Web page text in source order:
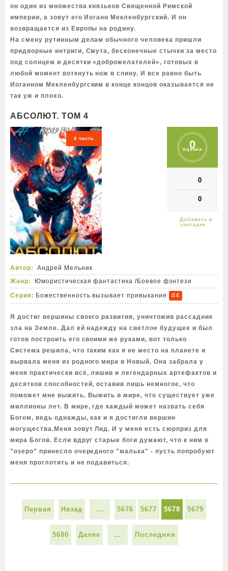
он один из множества князьков Священной Римской
империи, а зовут его Иоганн Мекленбургский. И он
возвращается из Европы на родину.
На смену рутинным делам обычного человека пришли
придворные интриги, Смута, бесконечные стычки за место
под солнцем и десятки «доброжелателей», готовых в
любой момент воткнуть нож в спину. И все равно быть
Иоганном Мекленбургским в конце концов оказывается не
так уж и плохо.
АБСОЛЮТ. ТОМ 4
4 часть 0
оценка
0
0
Автор:
Андрей Мельник
Жанр:
Юмористическая фантастика /Боевое фэнтези
Серия: Божественность вызывает привыкание #4
Я достиг вершины своего развития, уничтожив рассадник
зла на Земле. Дал ей надежду на светлое будущее и был
готов построить его своими же руками, вот только
Система решила, что таким как я не место на планете и
вырвала меня из родного мира в Новый. Она забрала у
меня практически всё, лишив и легендарных артефактов и
десятков способностей, оставив лишь немногое, что
поможет мне выжить. Выжить в мире, что существует уже
миллионы лет. В мире, где каждый может назвать себя
Богом, ведь однажды, как и я достигли вершин
могущества.Меня зовут Лид. И у меня есть сюрприз для
мира Богов. Если вдруг старые боги думают, что к ним в
"озеро" принесло очередного "малька" - пусть попробуют
меня проглотить и не подавиться.
Первая Назад ... 5676 5677 5678 5679
5680 Далее ... Последняя